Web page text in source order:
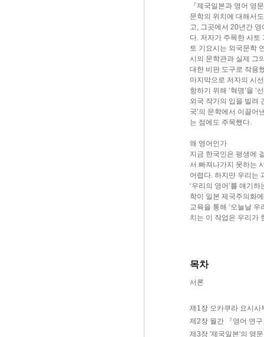
『제국일본과 영어 영
문학의 위치에 대해서
고, 그곳에서 20년간
다. 저자가 주목한 사토
토 기요시는 외국문학
시의 문학관과 실제 그
대한 비판 도구로 작용
마지막으로 저자의 시
항하기 위해 ‘혁명’을
외국 작가의 입을 빌려
국’의 문학에서 이끌어
는 점에도 주목했다.
왜 영어인가
지금 한국인은 평생에
서 빠져나가지 못하는
어렵다. 하지만 우리는
‘우리의 영어’를 얘기
학이 일본 제국주의화
교육을 통해 ‘오늘날
치는 이 작업은 우리가
목차
서론
제1장 오카쿠라 요시
제2장 월간 『영어 연
제3장 '제국일본'의 영